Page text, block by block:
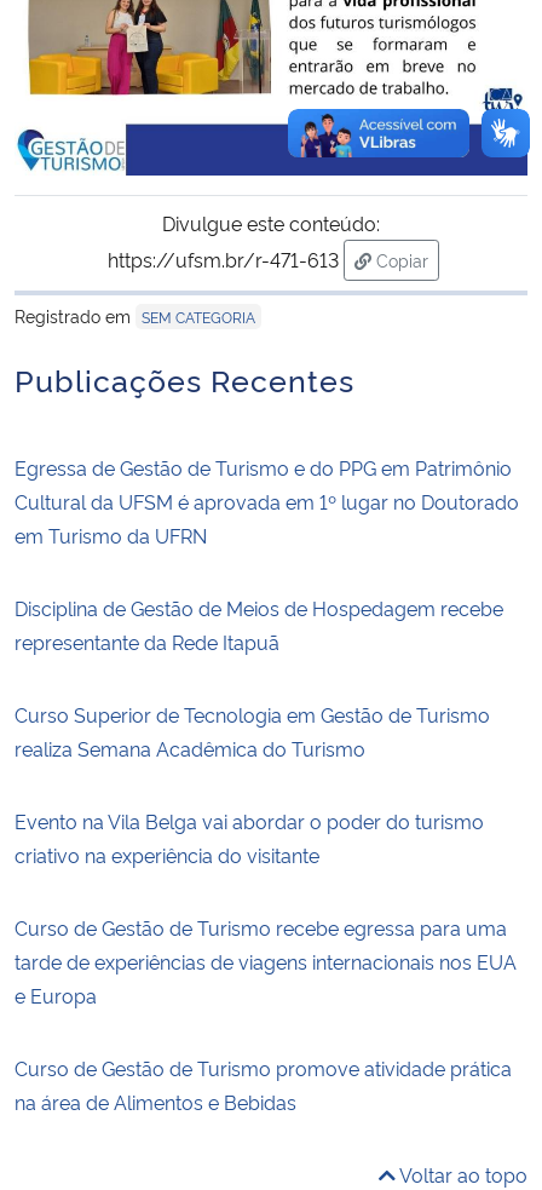
Divulgue este conteúdo:
https://ufsm.br/r-471-613
Copiar
para área de
Registrado em SEM CATEGORIA
Publicações Recentes
Egressa de Gestão de Turismo e do PPG em Patrimônio
Cultural da UFSM é aprovada em 1º lugar no Doutorado
em Turismo da UFRN
Disciplina de Gestão de Meios de Hospedagem recebe
representante da Rede Itapuã
Curso Superior de Tecnologia em Gestão de Turismo
realiza Semana Acadêmica do Turismo
Evento na Vila Belga vai abordar o poder do turismo
criativo na experiência do visitante
Curso de Gestão de Turismo recebe egressa para uma
tarde de experiências de viagens internacionais nos EUA
e Europa
Curso de Gestão de Turismo promove atividade prática
na área de Alimentos e Bebidas
Voltar ao topo